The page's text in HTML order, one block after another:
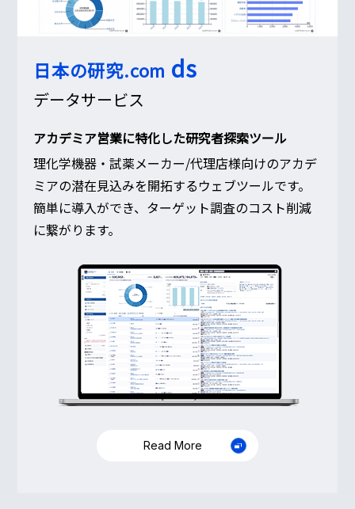
日本の研究.com ds
データサービス
アカデミア営業に特化した研究者探索ツール
理化学機器・試薬メーカー/代理店様向けのアカデ
ミアの潜在見込みを開拓するウェブツールです。
簡単に導入ができ、ターゲット調査のコスト削減
に繋がります。
Read More